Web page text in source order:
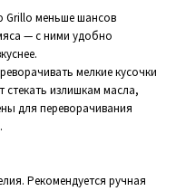
Grillo меньше шансов
— с ними удобно
мелкие кусочки
стекать излишкам масла,
для переворачивания
Рекомендуется ручная